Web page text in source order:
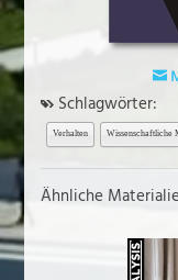
Schlagwörter:
Verhalten Wissenschaftliche
Ähnliche